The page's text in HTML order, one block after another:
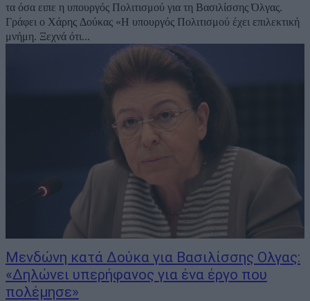
τα όσα ειπε η υπουργός Πολιτισμού για τη Βασιλίσσης Όλγας.
Γράφει ο Χάρης Δούκας «Η υπουργός Πολιτισμού έχει επιλεκτική
μνήμη. Ξεχνά ότι...
Μενδώνη κατά Δούκα για Βασιλίσσης Ολγας:
«Δηλώνει υπερήφανος για ένα έργο που
πολέμησε»